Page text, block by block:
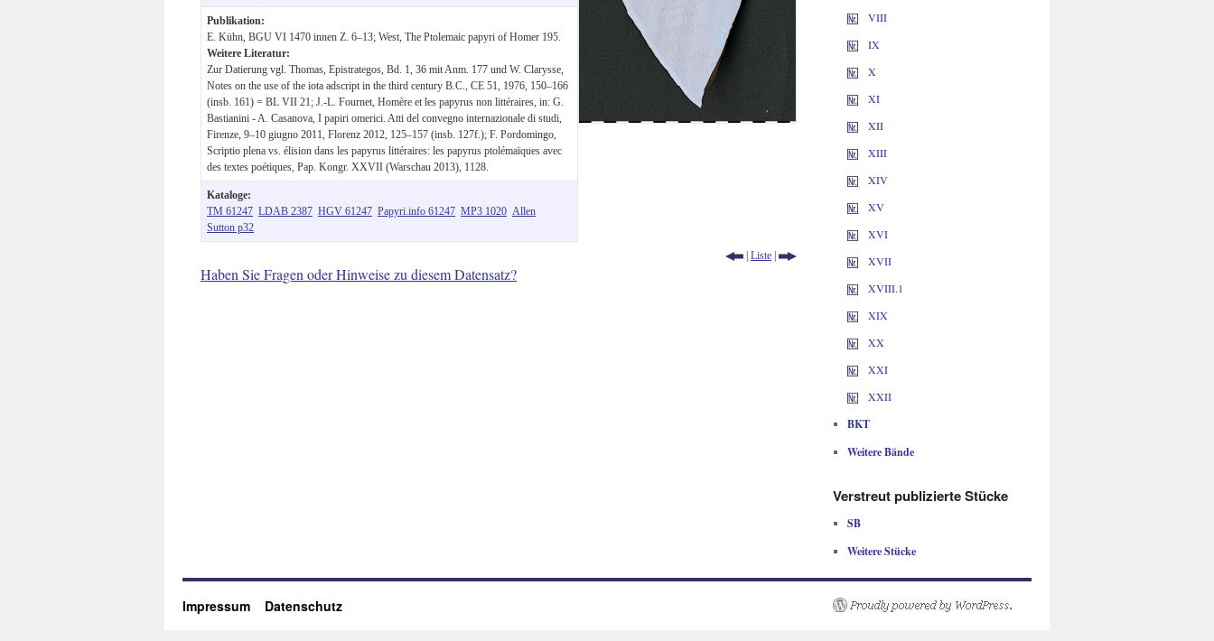
Publikation:
E. Kühn, BGU VI 1470 innen Z. 6–13; West, The Ptolemaic papyri of Homer 195.
Weitere Literatur:
Zur Datierung vgl. Thomas, Epistrategos, Bd. 1, 36 mit Anm. 177 und W. Clarysse,
Notes on the use of the iota adscript in the third century B.C., CE 51, 1976, 150–166
(insb. 161) = BL VII 21; J.-L. Fournet, Homère et les papyrus non littéraires, in: G.
Bastianini - A. Casanova, I papiri omerici. Atti del convegno internazionale di studi,
Firenze, 9–10 giugno 2011, Florenz 2012, 125–157 (insb. 127f.); F. Pordomingo,
Scriptio plena vs. élision dans les papyrus littéraires: les papyrus ptolémaïques avec
des textes poétiques, Pap. Kongr. XXVII (Warschau 2013), 1128.
Kataloge:
TM 61247 LDAB 2387 HGV 61247 Papyri.info 61247 MP3 1020 Allen
Sutton p32
| Liste |
Haben Sie Fragen oder Hinweise zu diesem Datensatz?
VIII
IX
X
XI
XII
XIII
XIV
XV
XVI
XVII
XVIII.1
XIX
XX
XXI
XXII
BKT
Weitere Bände
Verstreut publizierte Stücke
SB
Weitere Stücke
Impressum Datenschutz